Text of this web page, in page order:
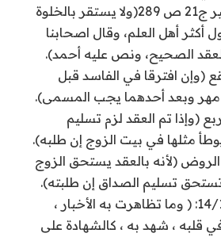
قال في الشرح الكبير ج21 ص 289(ولا يستقر بالخلوة
أكثر أهل العلم، وقال اصحابنا
الصحيح، ونص عليه أحمد).
(وإن افترقا في الفاسد قبل
مهر وبعد أحدهما يجب المسمى).
(وإذا تم العقد لزم تسليم
مثلها في بيت الزوج إن طلبه).
(لأنه بالعقد يستحق الزوج
تسليم الصداق إن طلبته).
قال في المغني 14/141: ( وما تظاهرت به الأخبار ،
قلبه ، شهد به ، كالشهادة على